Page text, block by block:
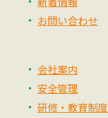
お問い合わせ
会社案内
安全管理
研修・教育制度